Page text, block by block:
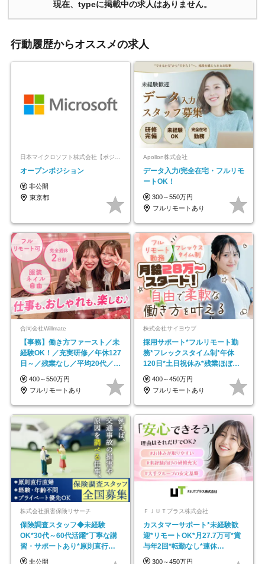
現在、typeに掲載中の求人はありません。
行動履歴からオススメの求人
オープンポジション
非公開
東京都
Apollon株式会社
データ入力/完全在宅・フルリモ
ートOK！
300～550万円
フルリモートあり
合同会社Willmate
【事務】働き方ファースト／未
経験OK！／充実研修／年休127
日～／残業なし／平均20代／リ
モートOK
400～550万円
フルリモートあり
株式会社サイヨウブ
採用サポート*フルリモート勤
務*フレックスタイム制*年休
120日*土日祝休み*残業ほぼな
し*育児中社員8割以上
400～450万円
フルリモートあり
株式会社損害保険リサーチ
保険調査スタッフ◆未経験
OK*30代～60代活躍*丁寧な講
習・サポートあり*原則直行直
帰／全国募集・業務委託
非公開
ＦＪＵＴプラス株式会社
カスタマーサポート*未経験歓
迎*リモートOK*月27.7万可*賞
与年2回*転勤なし*連休
OK/ZE010232
300～450万円